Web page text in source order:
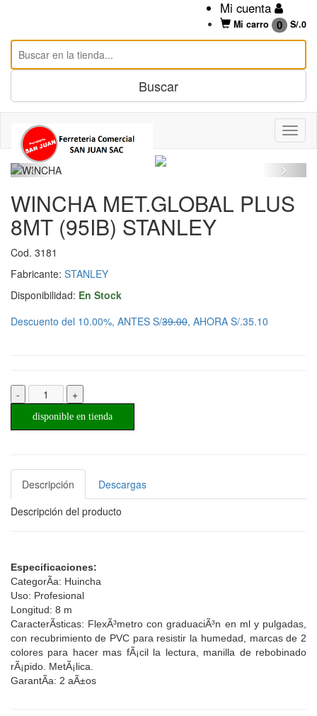
Mi cuenta
Mi carro 0 S/.0
WINCHA MET.GLOBAL PLUS
8MT (95IB) STANLEY
Cod. 3181
Fabricante: STANLEY
Disponibilidad: En Stock
Descuento del 10.00%, ANTES S/39.00, AHORA S/.35.10
- +
disponible en tienda
Descripción
Descargas
Descripción del producto
Especificaciones:
CategorÃ­a: Huincha
Uso: Profesional
Longitud: 8 m
CaracterÃ­sticas: FlexÃ³metro con graduaciÃ³n en ml y pulgadas,
con recubrimiento de PVC para resistir la humedad, marcas de 2
colores para hacer mas fÃ¡cil la lectura, manilla de rebobinado
rÃ¡pido. MetÃ¡lica.
GarantÃ­a: 2 aÃ±os